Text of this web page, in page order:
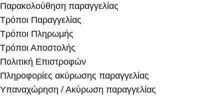
Παρακολούθηση παραγγελίας
Τρόποι Παραγγελίας
Τρόποι Πληρωμής
Τρόποι Αποστολής
Πολιτική Επιστροφών
Πληροφορίες ακύρωσης παραγγελίας
Υπαναχώρηση / Ακύρωση παραγγελίας